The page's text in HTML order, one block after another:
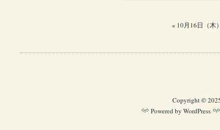
« 10月16日（木
Copyright ©
Powered by WordPress